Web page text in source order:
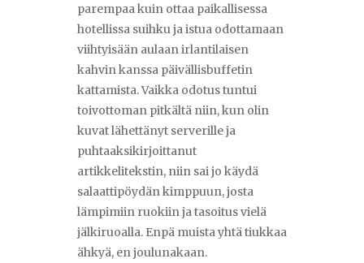
parempaa kuin ottaa paikallisessa
hotellissa suihku ja istua odottamaan
viihtyisään aulaan irlantilaisen
kahvin kanssa päivällisbuffetin
kattamista. Vaikka odotus tuntui
toivottoman pitkältä niin, kun olin
kuvat lähettänyt serverille ja
puhtaaksikirjoittanut
artikkelitekstin, niin sai jo käydä
salaattipöydän kimppuun, josta
lämpimiin ruokiin ja tasoitus vielä
jälkiruoalla. Enpä muista yhtä tiukkaa
ähkyä, en joulunakaan.